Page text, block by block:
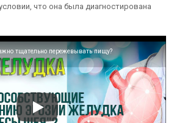
что она была диагностирована
тщательно пережевывать пищу?